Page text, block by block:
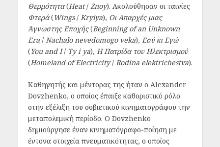
Θερμότητα(Heat/ Znoy). Ακολούθησαν οι ταινίες
Φτερά(Wings/ Krylya), Οι Απαρχές μιας
Άγνωστης Εποχής(Beginning of an Unknown
Era/ Nachalo nevedomogo veka), Εσύ κι Εγώ
(You and I/ Ty i ya), Η Πατρίδα του Ηλεκτρισμού
(Homeland of Electricity/ Rodina elektrichestva).
Καθηγητής και μέντορας της ήταν ο Alexander
Dovzhenko, ο οποίος έπαιξε καθοριστικό ρόλο
στην εξέλιξη του σοβιετικού κινηματογράφου την
μεταπολεμική περίοδο. Ο Dovzhenko
δημιούργησε έναν κινηματόγραφο-ποίηση με
έντονα στοιχεία πνευματικότητας, ο οποίος